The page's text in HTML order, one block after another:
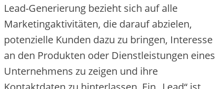
Lead-Generierung bezieht sich auf alle
Marketingaktivitäten, die darauf abzielen,
potenzielle Kunden dazu zu bringen, Interesse
an den Produkten oder Dienstleistungen eines
Unternehmens zu zeigen und ihre